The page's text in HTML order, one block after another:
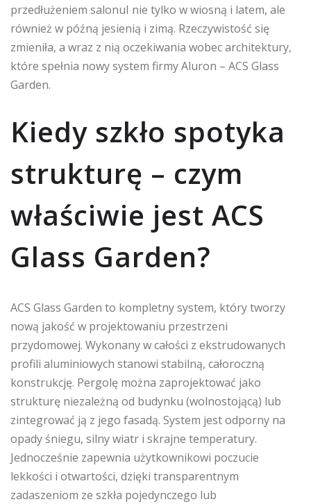
przedłużeniem salonuI nie tylko w wiosną i latem, ale
również w późną jesienią i zimą. Rzeczywistość się
zmieniła, a wraz z nią oczekiwania wobec architektury,
które spełnia nowy system firmy Aluron – ACS Glass
Garden.
Kiedy szkło spotyka
strukturę – czym
właściwie jest ACS
Glass Garden?
ACS Glass Garden to kompletny system, który tworzy
nową jakość w projektowaniu przestrzeni
przydomowej. Wykonany w całości z ekstrudowanych
profili aluminiowych stanowi stabilną, całoroczną
konstrukcję. Pergolę można zaprojektować jako
strukturę niezależną od budynku (wolnostojącą) lub
zintegrować ją z jego fasadą. System jest odporny na
opady śniegu, silny wiatr i skrajne temperatury.
Jednocześnie zapewnia użytkownikowi poczucie
lekkości i otwartości, dzięki transparentnym
zadaszeniom ze szkła pojedynczego lub